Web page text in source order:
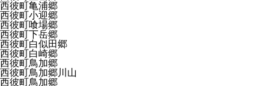
西彼町亀浦郷
西彼町小迎郷
西彼町喰場郷
西彼町下岳郷
西彼町白似田郷
西彼町白崎郷
西彼町鳥加郷
西彼町鳥加郷川山
西彼町鳥加郷